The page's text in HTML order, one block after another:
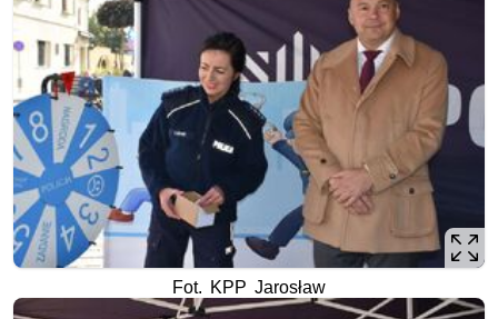
Fot. KPP Jarosław